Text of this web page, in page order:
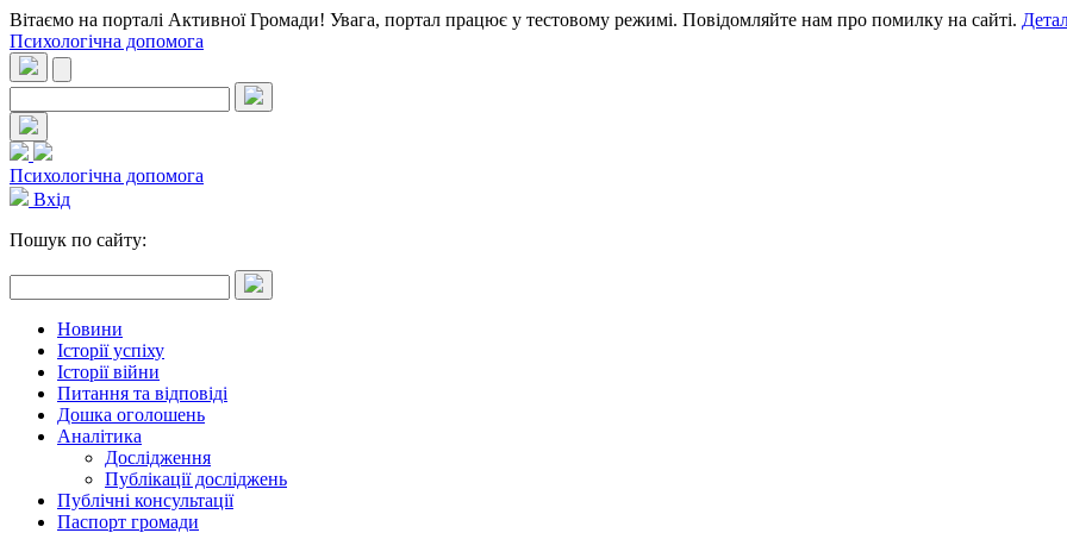
Вітаємо на порталі Активної Громади! Увага, портал працює у тестовому режимі. Повідомляйте нам про помилку на сайті.
Психологічна допомога
Психологічна допомога
Вхід
Пошук по сайту:
Новини
Історії успіху
Історії війни
Питання та відповіді
Дошка оголошень
Аналітика
Дослідження
Публікації досліджень
Публічні консультації
Паспорт громади